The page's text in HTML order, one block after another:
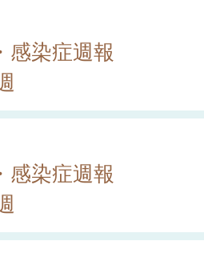
感染症週報
感染症週報